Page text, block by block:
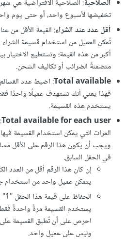
الصلاحية: الصلاحية الافتراضية هي
تخفيضها لأسبوع واحد، أو حتى يوم
أقل عدد عند الشراء: القيمة الأقل من
تُمكن العميل من استخدام قسيمة
أكبر من هذه القيمة؛ وتستطيع الاختيار
متضمنةً الضرائب أو تكاليف الشحن.
Total available
فهذا يعني أنك تستهدف عميلًا واحدًا
يستخدم هذه القسيمة.
Total available for each user
المرات التي يمكن استخدام القسيمة
ويجب أن يكون هذا الرقم على الأقل
في الحقل السابق.
إن كان هذا الرقم أقل من العدد
يتمكن عميل واحد من استخدام
يستخدم القسيمة مرةً واحدةً
احرص على أن تُطبق القسيمة
وليس على عميل واحد.